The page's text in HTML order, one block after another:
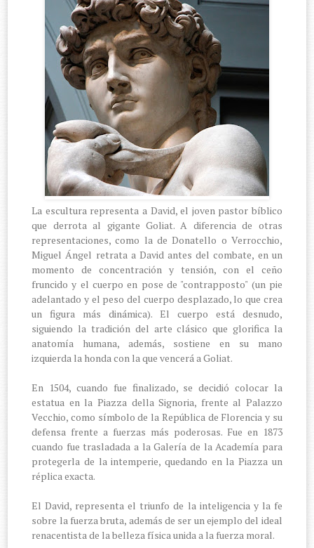
La escultura representa a David, el joven pastor bíblico
que derrota al gigante Goliat. A diferencia de otras
representaciones, como la de Donatello o Verrocchio,
Miguel Ángel retrata a David antes del combate, en un
momento de concentración y tensión, con el ceño
fruncido y el cuerpo en pose de "contrapposto" (un pie
adelantado y el peso del cuerpo desplazado, lo que crea
un figura más dinámica). El cuerpo está desnudo,
siguiendo la tradición del arte clásico que glorifica la
anatomía humana, además, sostiene en su mano
izquierda la honda con la que vencerá a Goliat.
En 1504, cuando fue finalizado, se decidió colocar la
estatua en la Piazza della Signoria, frente al Palazzo
Vecchio, como símbolo de la República de Florencia y su
defensa frente a fuerzas más poderosas. Fue en 1873
cuando fue trasladada a la Galería de la Academía para
protegerla de la intemperie, quedando en la Piazza un
réplica exacta.
El David, representa el triunfo de la inteligencia y la fe
sobre la fuerza bruta, además de ser un ejemplo del ideal
renacentista de la belleza física unida a la fuerza moral.